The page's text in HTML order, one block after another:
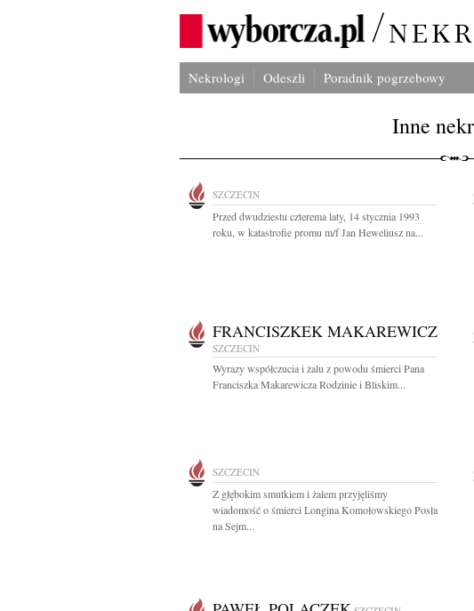
Nekrologi Odeszli Poradnik pogrzebowy
Inne
SZCZECIN
Przed dwudziestu czterema laty, 14 stycznia 1993
roku, w katastrofie promu m/f Jan Heweliusz na...
FRANCISZKEK MAKAREWICZ
SZCZECIN
Wyrazy współczucia i żalu z powodu śmierci Pana
Franciszka Makarewicza Rodzinie i Bliskim...
SZCZECIN
Z głębokim smutkiem i żalem przyjęliśmy
wiadomość o śmierci Longina Komołowskiego Posła
na Sejm...